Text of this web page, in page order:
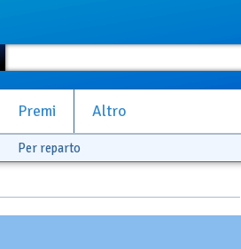
Premi Altro
Per reparto